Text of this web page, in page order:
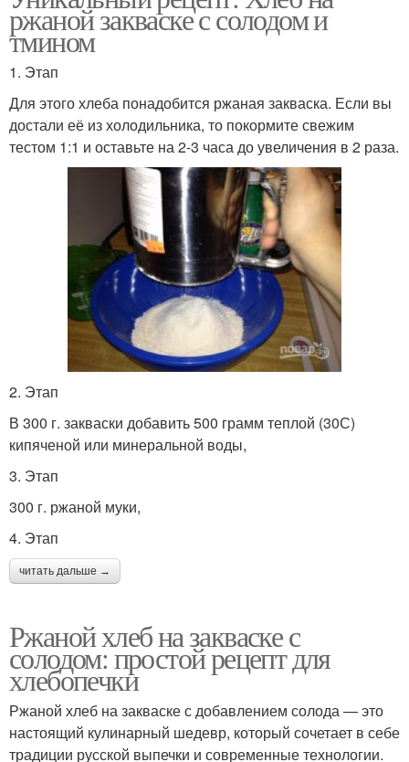
ржаной закваске с солодом и
тмином
1. Этап
Для этого хлеба понадобится ржаная закваска. Если вы
достали её из холодильника, то покормите свежим
тестом 1:1 и оставьте на 2-3 часа до увеличения в 2 раза.
2. Этап
В 300 г. закваски добавить 500 грамм теплой (30С)
кипяченой или минеральной воды,
3. Этап
300 г. ржаной муки,
4. Этап
читать дальше →
Ржаной хлеб на закваске с
солодом: простой рецепт для
хлебопечки
Ржаной хлеб на закваске с добавлением солода — это
настоящий кулинарный шедевр, который сочетает в себе
традиции русской выпечки и современные технологии.